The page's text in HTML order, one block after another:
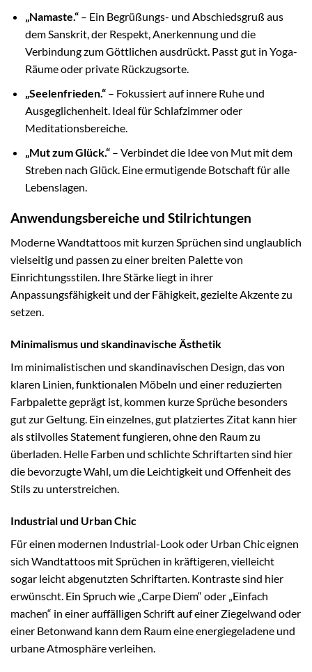
„Namaste.“– Ein Begrüßungs- und Abschiedsgruß aus
dem Sanskrit, der Respekt, Anerkennung und die
Verbindung zum Göttlichen ausdrückt. Passt gut in Yoga-
Räume oder private Rückzugsorte.
„Seelenfrieden.“– Fokussiert auf innere Ruhe und
Ausgeglichenheit. Ideal für Schlafzimmer oder
Meditationsbereiche.
„Mut zum Glück.“– Verbindet die Idee von Mut mit dem
Streben nach Glück. Eine ermutigende Botschaft für alle
Lebenslagen.
Anwendungsbereiche und Stilrichtungen
Moderne Wandtattoos mit kurzen Sprüchen sind unglaublich
vielseitig und passen zu einer breiten Palette von
Einrichtungsstilen. Ihre Stärke liegt in ihrer
Anpassungsfähigkeit und der Fähigkeit, gezielte Akzente zu
setzen.
Minimalismus und skandinavische Ästhetik
Im minimalistischen und skandinavischen Design, das von
klaren Linien, funktionalen Möbeln und einer reduzierten
Farbpalette geprägt ist, kommen kurze Sprüche besonders
gut zur Geltung. Ein einzelnes, gut platziertes Zitat kann hier
als stilvolles Statement fungieren, ohne den Raum zu
überladen. Helle Farben und schlichte Schriftarten sind hier
die bevorzugte Wahl, um die Leichtigkeit und Offenheit des
Stils zu unterstreichen.
Industrial und Urban Chic
Für einen modernen Industrial-Look oder Urban Chic eignen
sich Wandtattoos mit Sprüchen in kräftigeren, vielleicht
sogar leicht abgenutzten Schriftarten. Kontraste sind hier
erwünscht. Ein Spruch wie „Carpe Diem“ oder „Einfach
machen“ in einer auffälligen Schrift auf einer Ziegelwand oder
einer Betonwand kann dem Raum eine energiegeladene und
urbane Atmosphäre verleihen.